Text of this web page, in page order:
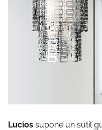
Lucios supone un sutil